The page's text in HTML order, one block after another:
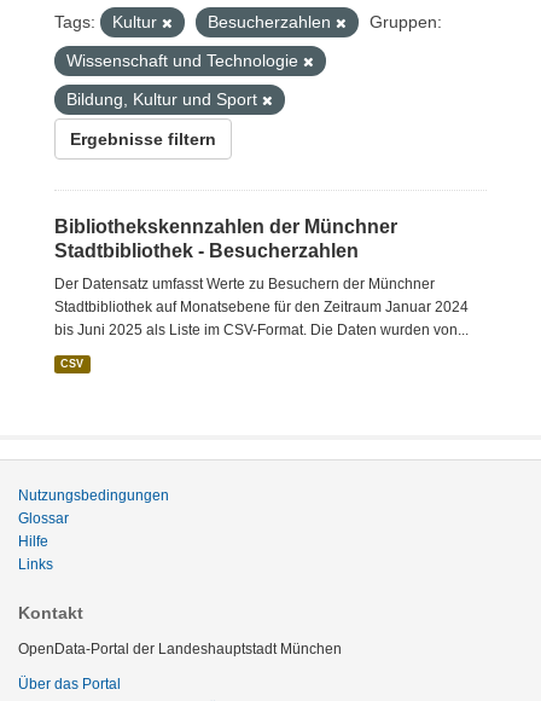
Tags: Kultur Besucherzahlen
Gruppen:
Wissenschaft und Technologie
Bildung, Kultur und Sport
Ergebnisse filtern
Bibliothekskennzahlen der Münchner
Stadtbibliothek - Besucherzahlen
Der Datensatz umfasst Werte zu Besuchern der Münchner
Stadtbibliothek auf Monatsebene für den Zeitraum Januar 2024
bis Juni 2025 als Liste im CSV-Format. Die Daten wurden von...
CSV
Nutzungsbedingungen
Glossar
Hilfe
Links
Kontakt
OpenData-Portal der Landeshauptstadt München
Über das Portal